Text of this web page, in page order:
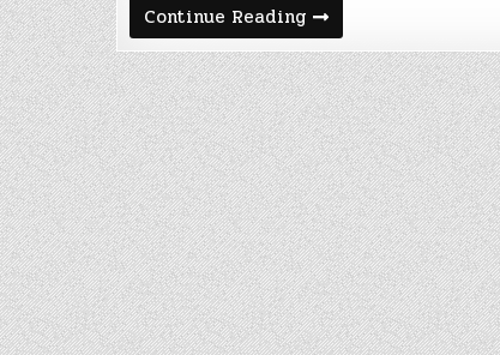
Continue Reading ‘How
To
Avoid
Getting
Chopped
In
Choppy
Market’
–
ทำ
อย่างไร
ให้
เจ็บ
ตัว
น้อย
ช่วง
ตลาด
ผันผวน
สูง